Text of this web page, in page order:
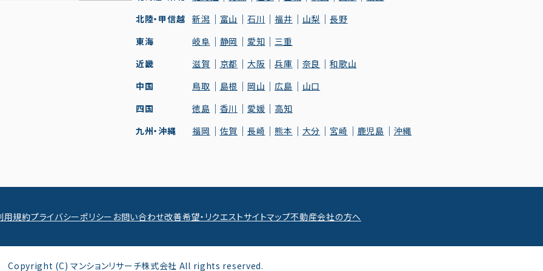
北陸・甲信越
新潟 富山 石川 福井 山梨
長野
東海
岐阜 静岡 愛知
三重
近畿
滋賀 京都 大阪 兵庫 奈良
和歌山
中国
鳥取 島根 岡山 広島
山口
四国
徳島 香川 愛媛
高知
九州・沖縄
福岡 佐賀 長崎 熊本 大分 宮崎 鹿児島 沖縄
用規約プライバシーポリシー お問い合わせ改善希望・リクエストサイトマップ不動産会社の方へ
Copyright (C) マンションリサーチ株式会社 All rights reserved.